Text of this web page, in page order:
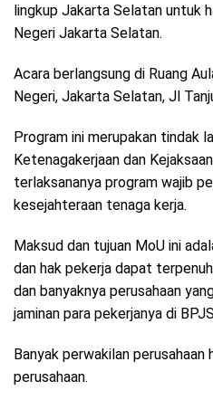
lingkup Jakarta Selatan untuk
Negeri Jakarta Selatan.
Acara berlangsung di Ruang
Negeri, Jakarta Selatan, Jl
Program ini merupakan tindak
Ketenagakerjaan dan
terlaksananya program wajib
kesejahteraan tenaga kerja.
Maksud dan tujuan MoU ini
dan hak pekerja dapat
dan banyaknya perusahaan
jaminan para pekerjanya di
Banyak perwakilan perusahaan
perusahaan.